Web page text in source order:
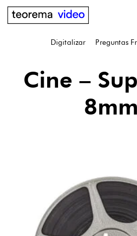
Digitalizar Preguntas
Cine –
8mm